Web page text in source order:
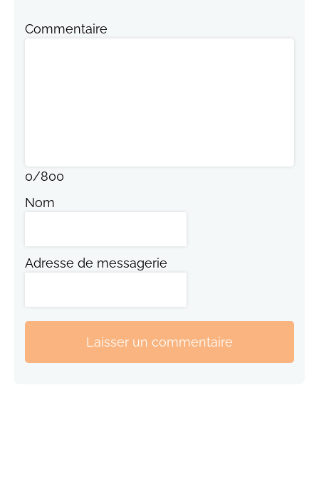
Commentaire
0/800
Nom
Adresse de messagerie
Laisser un commentaire